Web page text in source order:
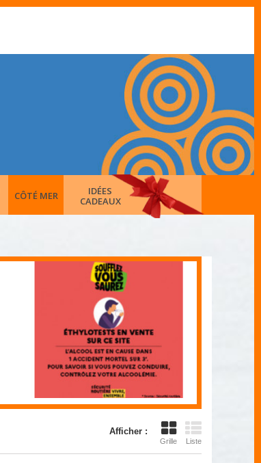
CÔTÉ MER
IDÉES
CADEAUX
Afficher :
Grille Liste